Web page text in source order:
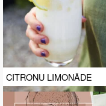
CITRONU LIMONĀDE